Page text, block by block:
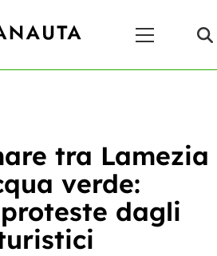
Principale
tra Lamezia
verde:
dagli